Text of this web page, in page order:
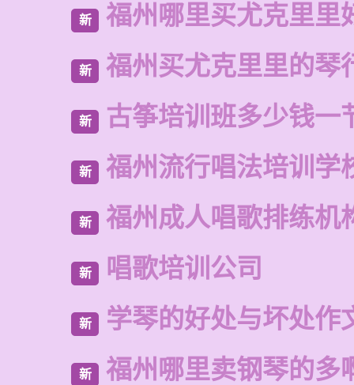
新 福州哪里买尤克里里
新 福州买尤克里里的琴
新 古筝培训班多少钱一
新 福州流行唱法培训学
新 福州成人唱歌排练机
新 唱歌培训公司
新 学琴的好处与坏处作
新 福州哪里卖钢琴的多